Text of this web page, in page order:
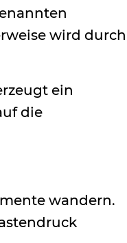
wird durch
ein
die
wandern.